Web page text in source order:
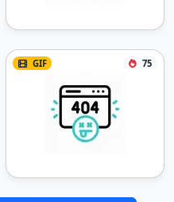
GIF 75